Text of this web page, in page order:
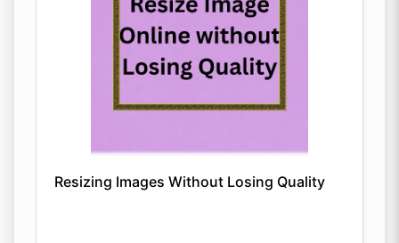
Resizing Images Without Losing Quality